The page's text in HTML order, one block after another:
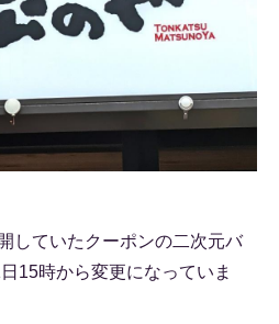
していたクーポンの二次元バ
15時から変更になっていま